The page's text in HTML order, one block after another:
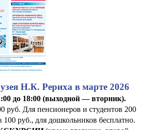
Н.К. Рериха в марте 2026
до 18:00 (выходной — вторник).
руб. Для пенсионеров и студентов 200
100 руб., для дошкольников бесплатно.